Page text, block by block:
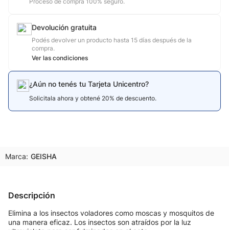
Devolución gratuita
Podés devolver un producto hasta 15 días después de la
compra.
Ver las condiciones
¿Aún no tenés tu Tarjeta Unicentro?
Solicitala ahora y obtené 20% de descuento.
Marca: GEISHA
Descripción
Elimina a los insectos voladores como moscas y mosquitos de
una manera eficaz. Los insectos son atraídos por la luz